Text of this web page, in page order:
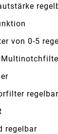
von 0-5
regelbar
regelbar